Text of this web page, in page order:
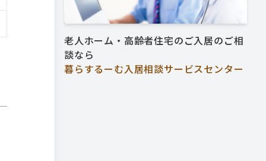
老人ホーム・高齢者住宅のご入居のご相
談なら
暮らするーむ入居相談サービスセンター